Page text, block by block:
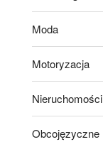
Moda
Motoryzacja
Nieruchomości
Obcojęzyczne